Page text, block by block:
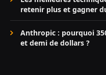
retenir plus et gagner
Anthropic : pourquoi
et demi de dollars ?